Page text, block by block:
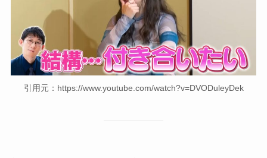
引用元：https://www.youtube.com/watch?v=DVODuleyDek